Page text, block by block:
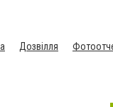
Дозвілля